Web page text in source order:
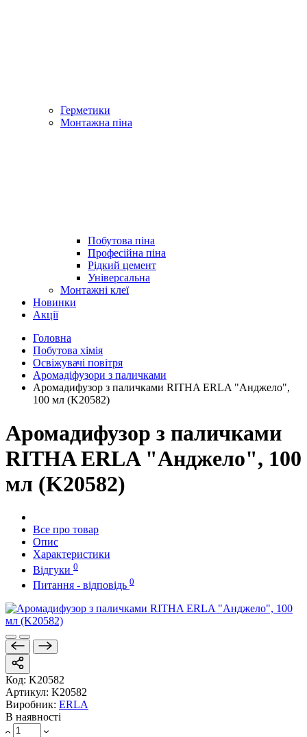
Герметики
Монтажна піна
Побутова піна
Професійна піна
Рідкий цемент
Універсальна
Монтажні клеї
Новинки
Акції
Головна
Побутова хімія
Освіжувачі повітря
Аромадіфузори з паличками
Аромадифузор з паличками RITHA ERLA "Анджело",
100 мл (K20582)
Аромадифузор з паличками
RITHA ERLA "Анджело", 100
мл (K20582)
Все про товар
Опис
Характеристики
Відгуки 0
Питання - відповідь 0
Код: K20582
Артикул: K20582
Виробник: ERLA
В наявності